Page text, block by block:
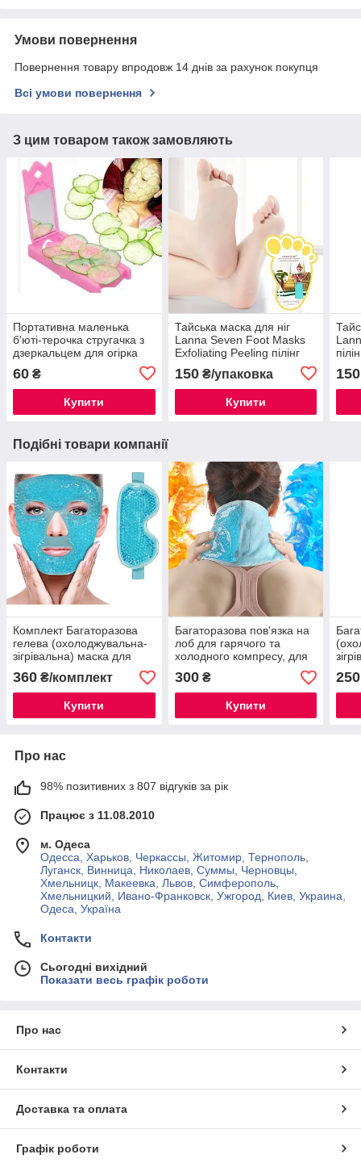
Умови повернення
Повернення товару впродовж 14 днів за рахунок покупця
Всі умови повернення
З цим товаром також замовляють
Портативна маленька
б'юті-терочка стругачка з
дзеркальцем для огірка
60 ₴
Купити
Тайська маска для ніг
Lanna Seven Foot Masks
Exfoliating Peeling пілінг
150₴/упаковка
Купити
150
Подібні товари компанії
Комплект Багаторазова
гелева (охолоджувальна-
зігрівальна) маска для
обличчя та очей (бузкова),
Охолодження, зняття
набряків
360 ₴/комплект
Купити
Багаторазова пов'язка на
лоб для гарячого та
холодного компресу, для
компресійної терапії
300₴
Купити
250
Про нас
98% позитивних з 807 відгуків за рік
Працює з 11.08.2010
м. Одеса
Одесса, Харьков, Черкассы, Житомир, Тернополь,
Луганск, Винница, Николаев, Суммы, Черновцы,
Хмельницк, Макеевка, Львов, Симферополь,
Хмельницкий, Ивано-Франковск, Ужгород, Киев, Украина,
Одеса, Україна
Контакти
Сьогодні вихідний
Показати весь графік роботи
Про нас
Контакти
Доставка та оплата
Графік роботи